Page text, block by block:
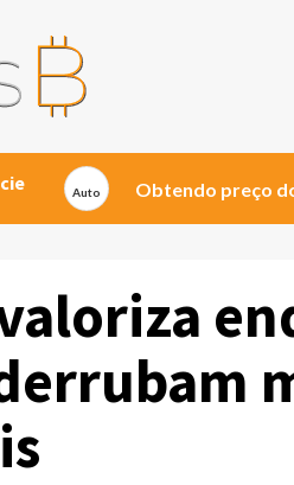
Obtendo preço